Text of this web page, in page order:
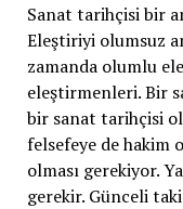
Sanat tarihçisi bir
Eleştiriyi olumsuz
zamanda olumlu
eleştirmenleri. Bir
bir sanat tarihçisi
felsefeye de hakim
olması gerekiyor.
gerekir. Günceli